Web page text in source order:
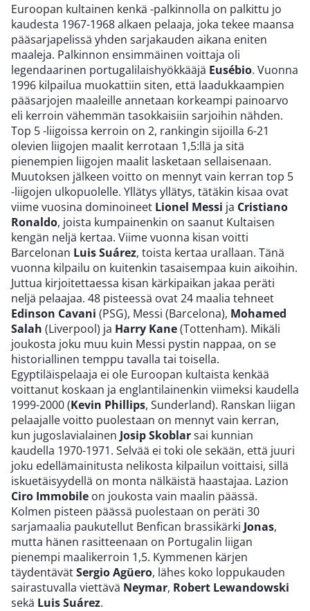
Euroopan kultainen kenkä -palkinnolla on palkittu jo
kaudesta 1967-1968 alkaen pelaaja, joka tekee maansa
pääsarjapelissä yhden sarjakauden aikana eniten
maaleja. Palkinnon ensimmäinen voittaja oli
legendaarinen portugalilaishyökkääjä Eusébio. Vuonna
1996 kilpailua muokattiin siten, että laadukkaampien
pääsarjojen maaleille annetaan korkeampi painoarvo
eli kerroin vähemmän tasokkaisiin sarjoihin nähden.
Top 5 -liigoissa kerroin on 2, rankingin sijoilla 6-21
olevien liigojen maalit kerrotaan 1,5:llä ja sitä
pienempien liigojen maalit lasketaan sellaisenaan.
Muutoksen jälkeen voitto on mennyt vain kerran top 5
-liigojen ulkopuolelle. Yllätys yllätys, tätäkin kisaa ovat
viime vuosina dominoineet Lionel Messi ja Cristiano
Ronaldo, joista kumpainenkin on saanut Kultaisen
kengän neljä kertaa. Viime vuonna kisan voitti
Barcelonan Luis Suárez, toista kertaa urallaan. Tänä
vuonna kilpailu on kuitenkin tasaisempaa kuin aikoihin.
Juttua kirjoitettaessa kisan kärkipaikan jakaa peräti
neljä pelaajaa. 48 pisteessä ovat 24 maalia tehneet
Edinson Cavani (PSG), Messi (Barcelona), Mohamed
Salah (Liverpool) ja Harry Kane(Tottenham). Mikäli
joukosta joku muu kuin Messi pystin nappaa, on se
historiallinen temppu tavalla tai toisella.
Egyptiläispelaaja ei ole Euroopan kultaista kenkää
voittanut koskaan ja englantilainenkin viimeksi kaudella
1999-2000 (Kevin Phillips, Sunderland). Ranskan liigan
pelaajalle voitto puolestaan on mennyt vain kerran,
kun jugoslavialainen Josip Skoblarsai kunnian
kaudella 1970-1971. Selvää ei toki ole sekään, että juuri
joku edellämainitusta nelikosta kilpailun voittaisi, sillä
iskuetäisyydellä on monta nälkäistä haastajaa. Lazion
Ciro Immobile on joukosta vain maalin päässä.
Kolmen pisteen päässä puolestaan on peräti 30
sarjamaalia paukutellut Benfican brassikärki Jonas,
mutta hänen rasitteenaan on Portugalin liigan
pienempi maalikerroin 1,5. Kymmenen kärjen
täydentävätSergio Agüero, lähes koko loppukauden
sairastuvalla viettävä Neymar, Robert Lewandowski
sekä Luis Suárez.